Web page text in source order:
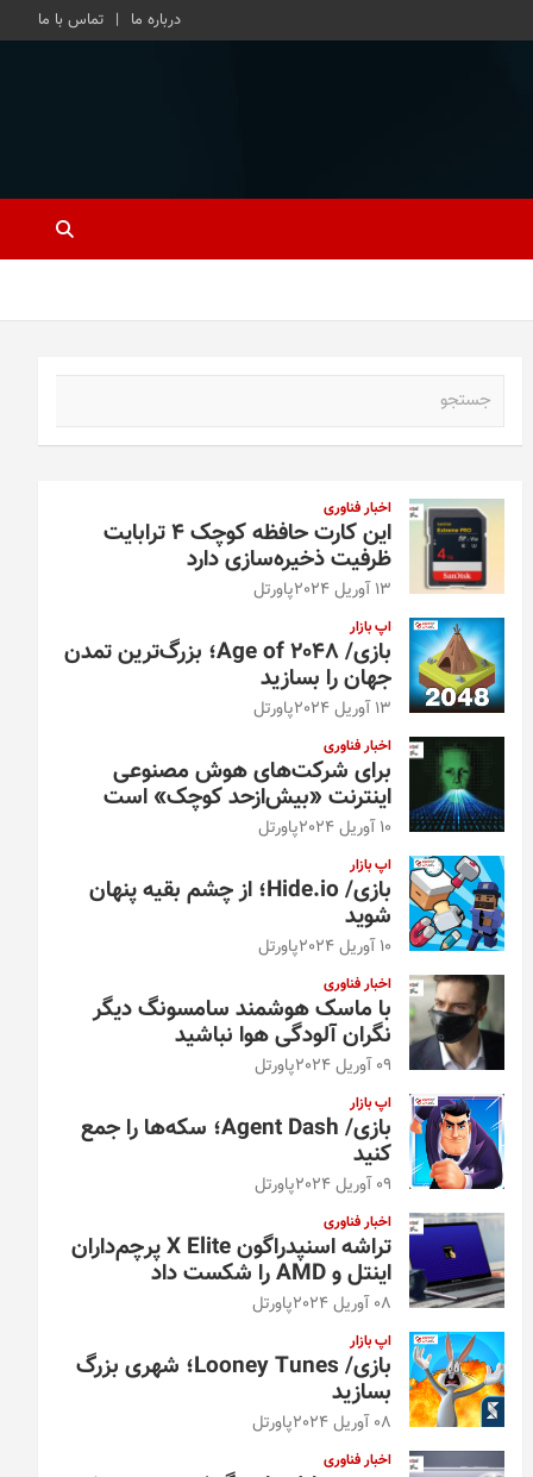
درباره ما تماس با ما
اخبار فناوری
این کارت حافظه کوچک ۴ ترابایت
ظرفیت ذخیره‌سازی دارد
13 آوریل 2024 پاورتل
اپ بازار
بازی/ Age of 2048؛ بزرگ‌ترین تمدن
جهان را بسازید
13 آوریل 2024 پاورتل
اخبار فناوری
برای شرکت‌های هوش مصنوعی
اینترنت «بیش‌از‌حد کوچک» است
10 آوریل 2024 پاورتل
اپ بازار
بازی/ Hide.io؛ از چشم بقیه پنهان
شوید
10 آوریل 2024 پاورتل
اخبار فناوری
با ماسک هوشمند سامسونگ دیگر
نگران آلودگی هوا نباشید
09 آوریل 2024 پاورتل
اپ بازار
بازی/ Agent Dash؛ سکه‌ها را جمع
کنید
09 آوریل 2024 پاورتل
اخبار فناوری
تراشه اسنپدراگون X Elite پرچم‌داران
اینتل و AMD را شکست داد
08 آوریل 2024 پاورتل
اپ بازار
بازی/ Looney Tunes؛ شهری بزرگ
بسازید
08 آوریل 2024 پاورتل
اخبار فناوری